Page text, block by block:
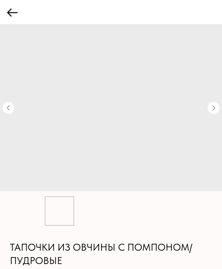
ТАПОЧКИ ИЗ ОВЧИНЫ С ПОМПОНОМ/
ПУДРОВЫЕ